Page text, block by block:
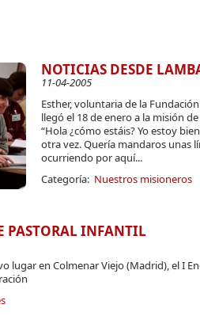
NOTICIAS DESDE
11-04-2005
Esther, voluntaria de la
llegó el 18 de enero a la misión
“Hola ¿cómo estáis? Yo estoy
otra vez. Quería mandaros unas
ocurriendo por aquí...
Categoría: Nuestros misioneros
PASTORAL INFANTIL
lugar en Colmenar Viejo (Madrid), el I